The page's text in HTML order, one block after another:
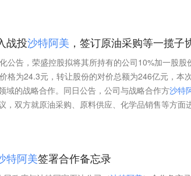
战投沙特阿美 ，签订原油采购等一揽子
公告，荣盛控股拟将其所持有的公司10%加一股
格为24.3元，转让股份的对价总额为246亿元，本
域的战略合作。同日公告，公司与战略合作方沙特
，双方就原油采购、原料供应、化学品销售等方面
特阿美签署合作备忘录